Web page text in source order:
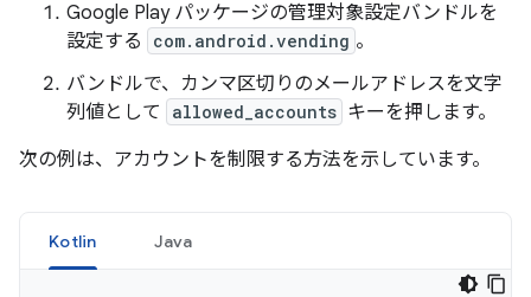
Google Play パッケージの管理対象設定バンドルを
設定する
com.android.vending 。
バンドルで、カンマ区切りのメールアドレスを文字
列値として
allowed_accounts キーを押します。
次の例は、アカウントを制限する方法を示しています。
Kotlin Java